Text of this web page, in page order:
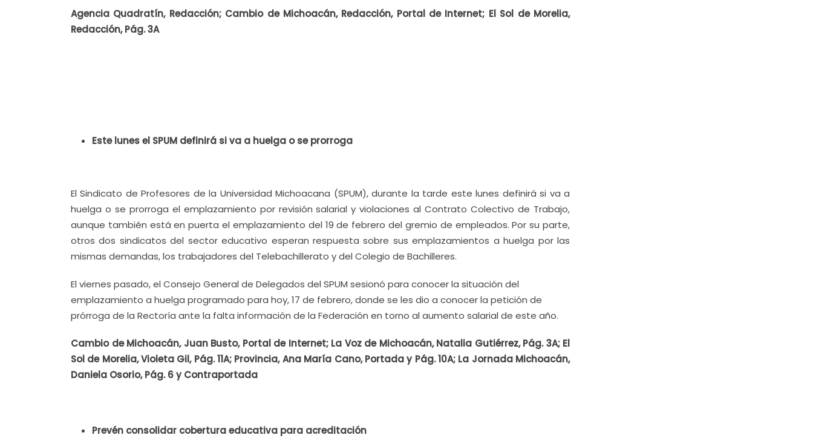
Agencia Quadratín, Redacción; Cambio de Michoacán, Redacción, Portal de Internet; El Sol de Morelia,
Redacción, Pág. 3A
Este lunes el SPUM definirá si va a huelga o se prorroga
El Sindicato de Profesores de la Universidad Michoacana (SPUM), durante la tarde este lunes definirá si va a
huelga o se prorroga el emplazamiento por revisión salarial y violaciones al Contrato Colectivo de Trabajo,
aunque también está en puerta el emplazamiento del 19 de febrero del gremio de empleados. Por su parte,
otros dos sindicatos del sector educativo esperan respuesta sobre sus emplazamientos a huelga por las
mismas demandas, los trabajadores del Telebachillerato y del Colegio de Bachilleres.
El viernes pasado, el Consejo General de Delegados del SPUM sesionó para conocer la situación del
emplazamiento a huelga programado para hoy, 17 de febrero, donde se les dio a conocer la petición de
prórroga de la Rectoría ante la falta información de la Federación en torno al aumento salarial de este año.
Cambio de Michoacán, Juan Busto, Portal de Internet; La Voz de Michoacán, Natalia Gutiérrez, Pág. 3A; El
Sol de Morelia, Violeta Gil, Pág. 11A; Provincia, Ana María Cano, Portada y Pág. 10A; La Jornada Michoacán,
Daniela Osorio, Pág. 6 y Contraportada
Prevén consolidar cobertura educativa para acreditación